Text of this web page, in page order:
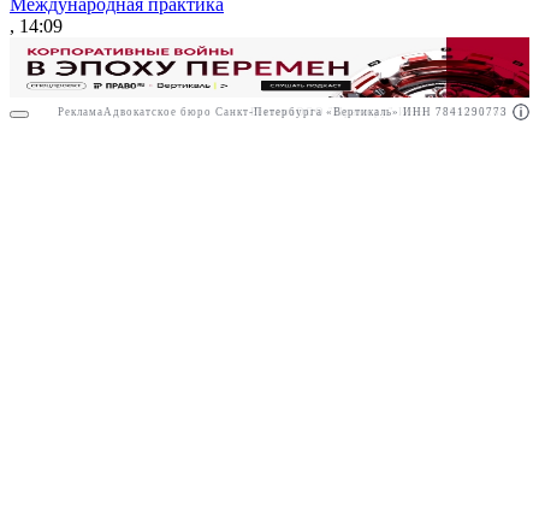
РекламаООО "Право.ру" ИНН: 7704835288
, 14:09
Реклама Адвокатское бюро Санкт-Петербурга «Вертикаль» ИНН 7841290773